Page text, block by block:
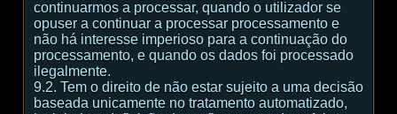
continuarmos a processar, quando o utilizador se
opuser a continuar a processar processamento e
não há interesse imperioso para a continuação do
processamento, e quando os dados foi processado
ilegalmente.
9.2. Tem o direito de não estar sujeito a uma decisão
baseada unicamente no tratamento automatizado,